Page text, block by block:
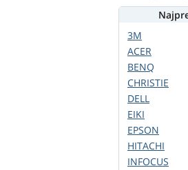
3M
ACER
BENQ
CHRISTIE
DELL
EIKI
EPSON
HITACHI
INFOCUS